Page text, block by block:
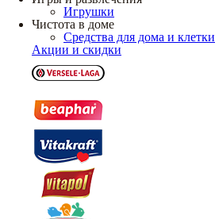
Игрушки
Чистота в доме
Средства для дома и клетки
Акции и скидки